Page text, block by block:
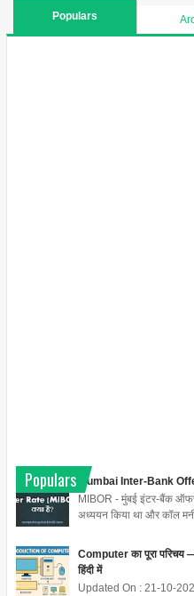
Populars
Populars
Mumbai Inter-Bank
MIBOR - मुंबई इंटर-बैंक
अध्ययन किया था और कॉल
Computer का पूरा
हिंदी में
Updated On : 21-10-